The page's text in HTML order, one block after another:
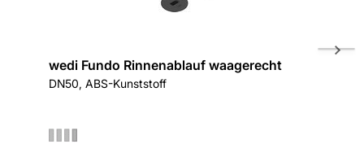
wedi Fundo Rinnenablauf waagerecht
DN50, ABS-Kunststoff